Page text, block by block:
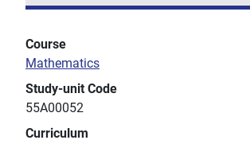
Course
Mathematics
Study-unit Code
55A00052
Curriculum